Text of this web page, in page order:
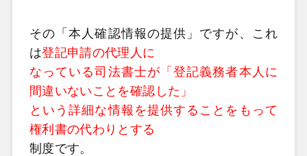
その「本人確認情報の提供」ですが、これ
は登記申請の代理人に
なっている司法書士が「登記義務者本人に
間違いないことを確認した」
という詳細な情報を提供することをもって
権利書の代わりとする
制度です。